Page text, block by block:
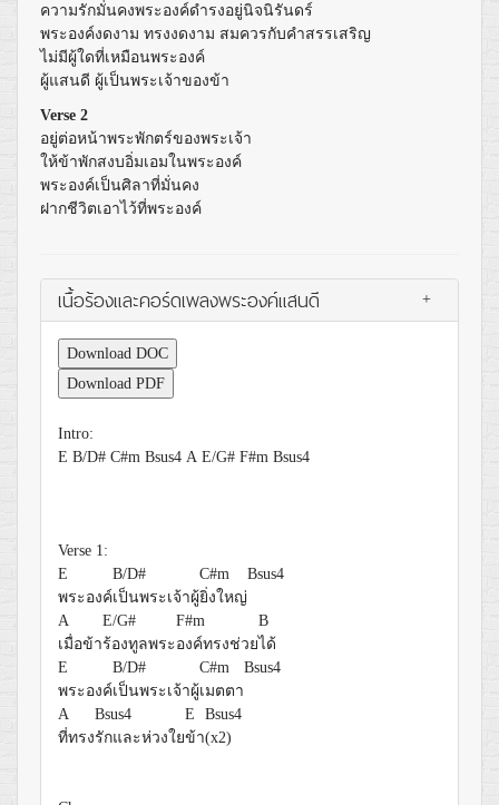
ความรักมั่นคงพระองค์ดำรงอยู่นิจนิรันดร์
พระองค์งดงาม ทรงงดงาม สมควรกับคำสรรเสริญ
ไม่มีผู้ใดที่เหมือนพระองค์
ผู้แสนดี ผู้เป็นพระเจ้าของข้า
Verse 2
อยู่ต่อหน้าพระพักตร์ของพระเจ้า
ให้ข้าพักสงบอิ่มเอมในพระองค์
พระองค์เป็นศิลาที่มั่นคง
ฝากชีวิตเอาไว้ที่พระองค์
เนื้อร้องและคอร์ดเพลงพระองค์แสนดี +
Download DOC
Download PDF
Intro:
E B/D# C#m Bsus4 A E/G# F#m Bsus4
Verse 1:
E
B/D# C#m
Bsus4
พระองค์เป็นพระเจ้าผู้ยิ่งใหญ่
A
E/G# F#m
B
เมื่อข้าร้องทูลพระองค์ทรงช่วยได้
E
B/D# C#m
Bsus4
พระองค์เป็นพระเจ้าผู้เมตตา
A
Bsus4 E
Bsus4
ที่ทรงรักและห่วงใยข้า(x2)